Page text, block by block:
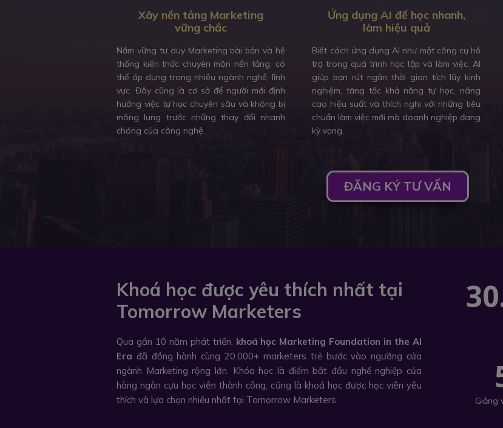
Ứng dụng AI để học nhanh,
làm hiệu quả
Biết cách ứng dụng AI như một công cụ hỗ
trợ trong quá trình học tập và làm việc. AI
giúp bạn rút ngắn thời gian tích lũy kinh
nghiệm, tăng tốc khả năng tự học, nâng
cao hiệu suất và thích nghi với những tiêu
chuẩn làm việc mới mà doanh nghiệp đang
kỳ vọng.
Xây nền tảng Marketing
vững chắc
Nắm vững tư duy Marketing bài bản và hệ
thống kiến thức chuyên môn nền tảng, có
thể áp dụng trong nhiều ngành nghề, lĩnh
vực. Đây cũng là cơ sở để người mới định
hướng việc tự học chuyên sâu và không bị
mông lung trước những thay đổi nhanh
chóng của công nghệ.
ĐĂNG KÝ TƯ VẤN
Khoá học được yêu thích nhất tại
Tomorrow Marketers
Qua gần 10 năm phát triển, khoá học Marketing Foundation in the AI
Era đã đồng hành cùng 20.000+ marketers trẻ bước vào ngưỡng cửa
ngành Marketing rộng lớn. Khóa học là điểm bắt đầu nghề nghiệp của
hàng ngàn cựu học viên thành công, cũng là khoá học được học viên yêu
thích và lựa chọn nhiều nhất tại Tomorrow Marketers.
Giảng